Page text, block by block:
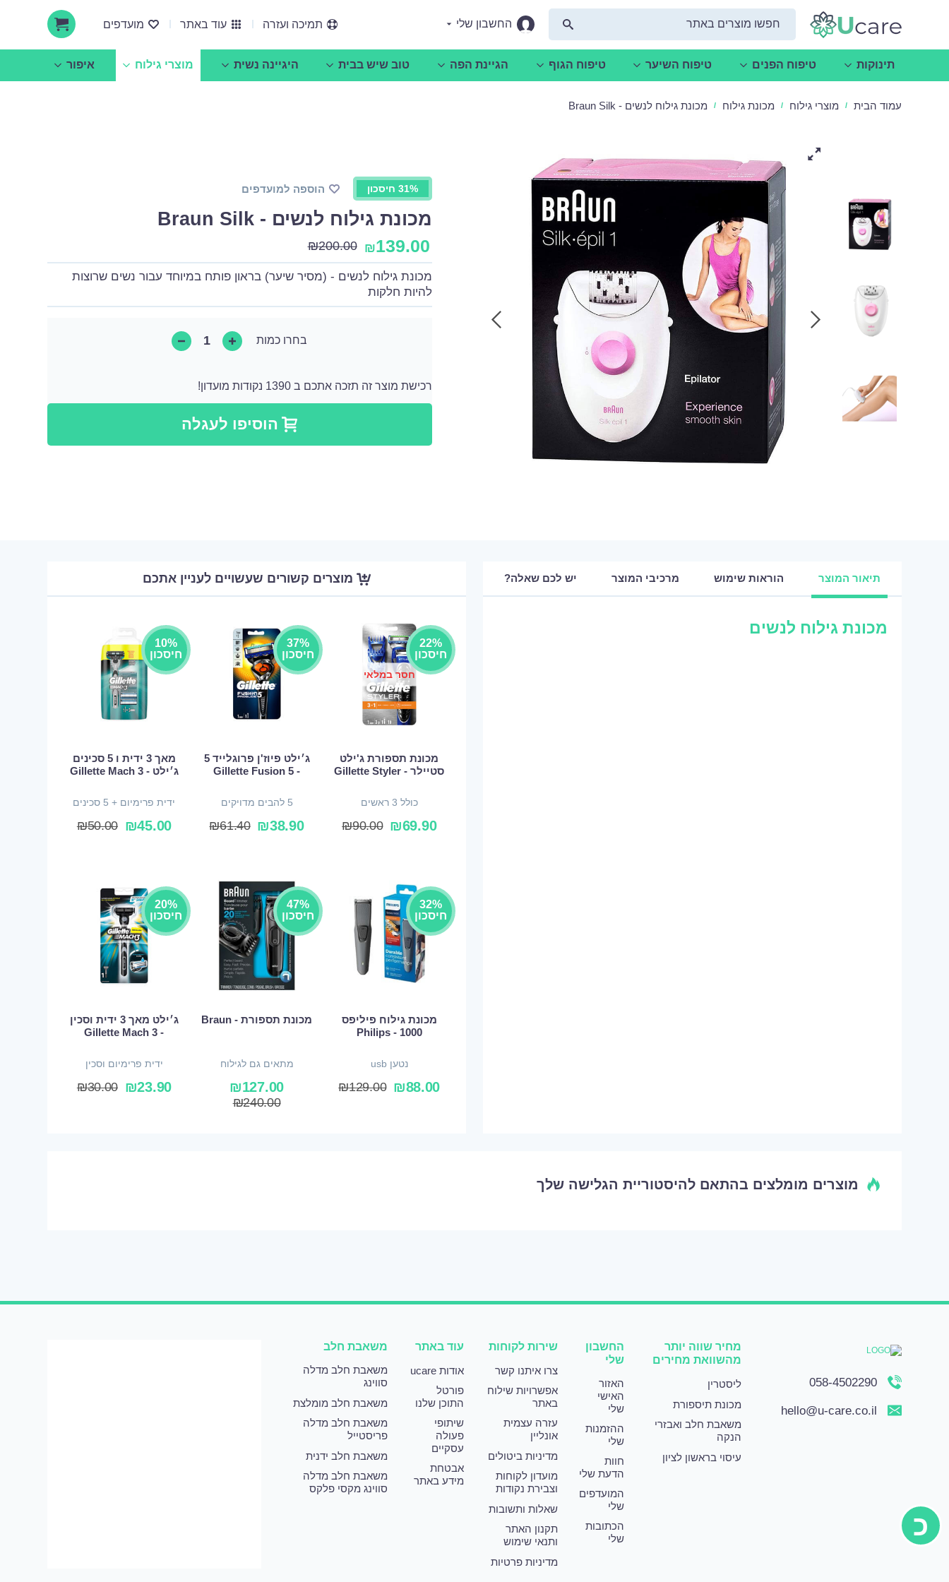
החשבון שלי תמיכה ועזרה עוד באתר מועדפים
תינוקות טיפוח הפנים טיפוח השיער טיפוח הגוף הגיינת הפה טוב שיש בבית היגיינה נשית מוצרי גילוח איפור
עמוד הבית / מוצרי גילוח / מכונת גילוח / מכונת גילוח לנשים - Braun Silk
31% חיסכון הוספה למועדפים
מכונת גילוח לנשים - Braun Silk
₪139.00
₪200.00
מכונת גילוח לנשים - (מסיר שיער) בראון פותח במיוחד עבור נשים שרוצות
להיות חלקות
בחרו כמות
רכישת מוצר זה תזכה אתכם ב 1390 נקודות מועדון!
הוסיפו לעגלה
תיאור המוצר הוראות שימוש מרכיבי המוצר יש לכם שאלה?
מכונת גילוח לנשים
מוצרים קשורים שעשויים לעניין אתכם
22%
חיסכון
חסר במלאי
מכונת תספורת ג'ילט
סטיילר - Gillette Styler
כולל 3 ראשים
₪69.90
₪90.00
37%
חיסכון
ג׳ילט פיוז'ן פרוגלייד 5
- Gillette Fusion 5
5 להבים מדויקים
₪38.90
₪61.40
10%
חיסכון
מאך 3 ידית ו 5 סכינים
ג׳ילט - Gillette Mach 3
ידית פרימיום + 5 סכינים
₪45.00
₪50.00
32%
חיסכון
מכונת גילוח פיליפס
1000 - Philips
נטען usb
₪88.00
₪129.00
47%
חיסכון
מכונת תספורת - Braun
מתאים גם לגילוח
₪127.00
₪240.00
20%
חיסכון
ג׳ילט מאך 3 ידית וסכין
- Gillette Mach 3
ידית פרימיום וסכין
₪23.90
₪30.00
מוצרים מומלצים בהתאם להיסטוריית הגלישה שלך
058-4502290
hello@u-care.co.il
מחיר שווה יותר
מהשוואת מחירים
ליסטרין
מכונת תיספורת
משאבת חלב ואבזרי
הנקה
עיסוי בראשון לציון
החשבון
שלי
האזור
האישי
שלי
ההזמנות
שלי
חוות
הדעת שלי
המועדפים
שלי
הכתובות
שלי
שירות לקוחות
צרו איתנו קשר
אפשרויות שילוח
באתר
עזרה עצמית
אונליין
מדיניות ביטולים
מועדון לקוחות
וצבירת נקודות
שאלות ותשובות
תקנון האתר
ותנאי שימוש
מדיניות פרטיות
עוד באתר
אודות ucare
פורטל
התוכן שלנו
שיתופי
פעולה
עסקיים
אבטחת
מידע באתר
משאבת חלב
משאבת חלב מדלה
סווינג
משאבת חלב מומלצת
משאבת חלב מדלה
פריסטייל
משאבת חלב ידנית
משאבת חלב מדלה
סווינג מקסי פלקס
כ